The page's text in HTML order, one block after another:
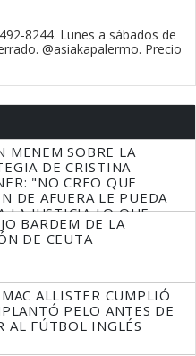
8244. Lunes a sábados de
@asiakapalermo. Precio
MENEM SOBRE LA
DE CRISTINA
"NO CREO QUE
DE AFUERA LE PUEDA
LA JUSTICIA LO QUE
HACER"
BARDEM DE LA
DE CEUTA
ALLISTER CUMPLIÓ
PELO ANTES DE
AL FÚTBOL INGLÉS